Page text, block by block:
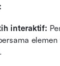
interaktif: